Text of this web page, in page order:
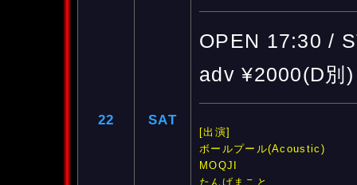
22 SAT
OPEN 17:30 /
adv ¥2000(D別
[出演]
ボールプール(Acoustic)
MOQJI
たんげまこと